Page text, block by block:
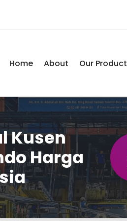
Home About Our Product
Kusen
Harga